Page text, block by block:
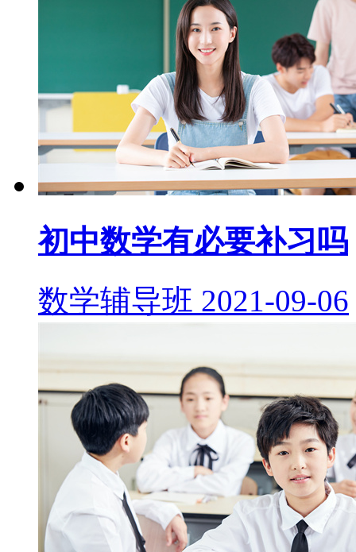
初中数学有必要补习吗
数学辅导班 2021-09-06